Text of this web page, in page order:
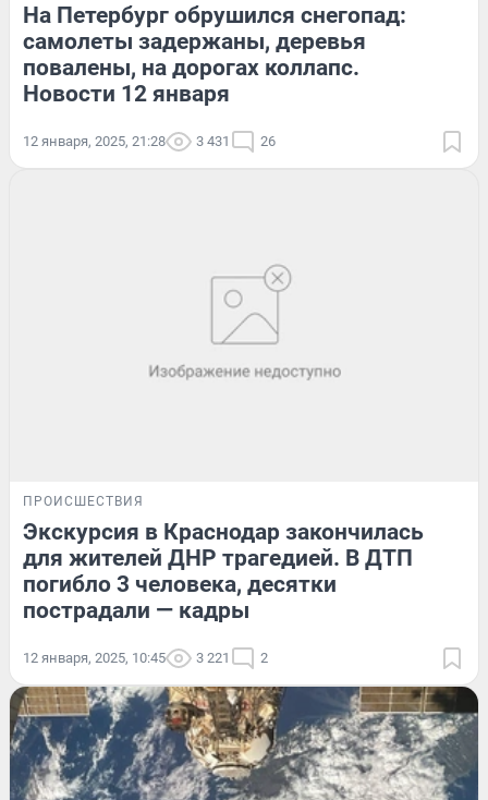
На Петербург обрушился снегопад:
самолеты задержаны, деревья
повалены, на дорогах коллапс.
Новости 12 января
12 января, 2025, 21:28 3 431 26
ПРОИСШЕСТВИЯ
Экскурсия в Краснодар закончилась
для жителей ДНР трагедией. В ДТП
погибло 3 человека, десятки
пострадали — кадры
12 января, 2025, 10:45 3 221 2